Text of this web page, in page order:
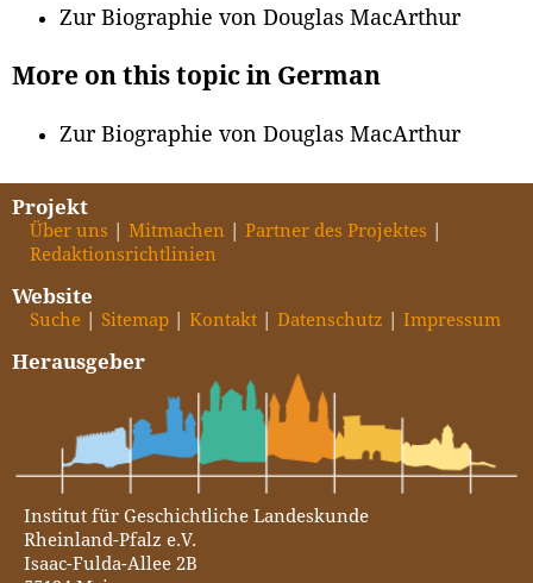
Zur Biographie von Douglas MacArthur
More on this topic in German
Zur Biographie von Douglas MacArthur
Projekt
Über uns Mitmachen
Partner des Projektes
Redaktionsrichtlinien
Website
Suche Sitemap Kontakt Datenschutz Impressum
Herausgeber
Institut für Geschichtliche Landeskunde
Rheinland-Pfalz e.V.
Isaac-Fulda-Allee 2B